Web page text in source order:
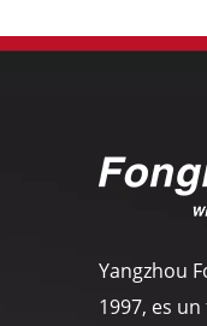
Yangzhou
1997, es